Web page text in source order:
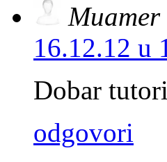
Muamer
16.12.12 u
Dobar
odgovori